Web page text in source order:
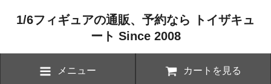
1/6フィギュアの通販、予約なら トイザキュ
ート Since 2008
メニュー カートを見る